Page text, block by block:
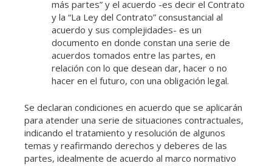
más partes” y el acuerdo -es decir el Contrato
y la “La Ley del Contrato” consustancial al
acuerdo y sus complejidades- es un
documento en donde constan una serie de
acuerdos tomados entre las partes, en
relación con lo que desean dar, hacer o no
hacer en el futuro, con una obligación legal.
Se declaran condiciones en acuerdo que se aplicarán
para atender una serie de situaciones contractuales,
indicando el tratamiento y resolución de algunos
temas y reafirmando derechos y deberes de las
partes, idealmente de acuerdo al marco normativo